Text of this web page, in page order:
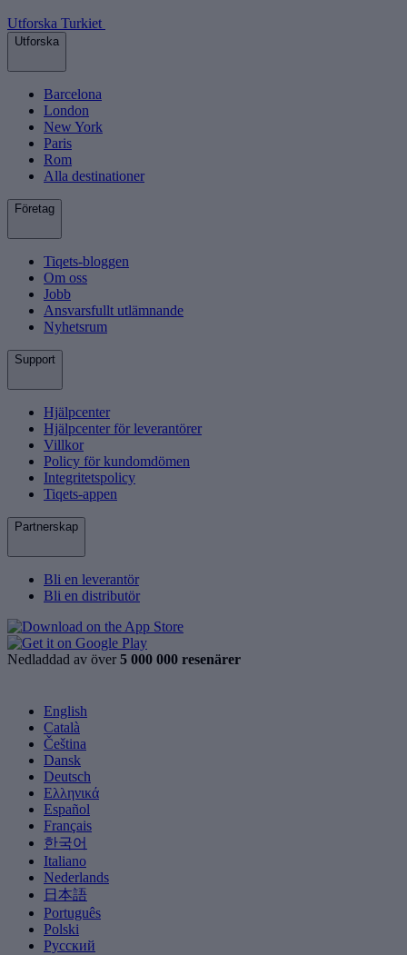
Utforska Turkiet
Utforska
Barcelona
London
New York
Paris
Rom
Alla destinationer
Företag
Tiqets-bloggen
Om oss
Jobb
Ansvarsfullt utlämnande
Nyhetsrum
Support
Hjälpcenter
Hjälpcenter för leverantörer
Villkor
Policy för kundomdömen
Integritetspolicy
Tiqets-appen
Partnerskap
Bli en leverantör
Bli en distributör
Nedladdad av över 5 000 000 resenärer
English
Català
Čeština
Dansk
Deutsch
Ελληνικά
Español
Français
한국어
Italiano
Nederlands
日本語
Português
Polski
Русский